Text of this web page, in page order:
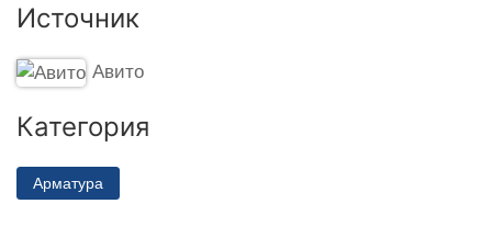
Источник
Авито
Категория
Арматура